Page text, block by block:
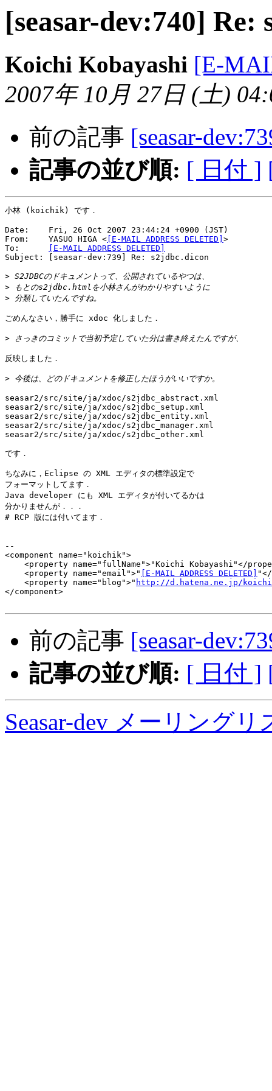
[seasar-dev:740] Re:
Koichi Kobayashi [E-
2007年 10月 27日 (土)
前の記事 [seasar-
記事の並び順: [ 日付 ]
小林 (koichik) です．
Date:    Fri, 26 Oct 2007 23:44:24 +0900 (JST)
From:    YASUO HIGA < [E-MAIL ADDRESS DELETED] >
To:
[E-MAIL ADDRESS DELETED]
Subject: [seasar-dev:739] Re: s2jdbc.dicon
>
>
>
ごめんなさい，勝手に xdoc 化しました．
>
反映しました．
>
seasar2/src/site/ja/xdoc/s2jdbc_abstract.xml
seasar2/src/site/ja/xdoc/s2jdbc_setup.xml
seasar2/src/site/ja/xdoc/s2jdbc_entity.xml
seasar2/src/site/ja/xdoc/s2jdbc_manager.xml
seasar2/src/site/ja/xdoc/s2jdbc_other.xml
です．
ちなみに，Eclipse の XML エディタの標準設定で
フォーマットしてます．
Java developer にも XML エディタが付いてるかは
分かりませんが．．．
# RCP 版には付いてます．
--
<component name="koichik">
<property name="fullName">"Koichi Kobayashi"</
    <property name="email">"
[E-MAIL ADDRESS DELETED]
    <property name="blog">"
http://d.hatena.ne.jp/
</component>
前の記事 [seasar-
記事の並び順: [ 日付 ]
Seasar-dev メーリング